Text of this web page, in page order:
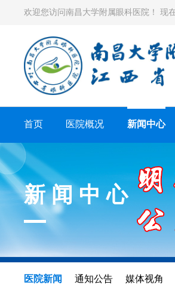
欢迎您访问南昌大学附属眼科医院！ 现
首页 医院概况 新闻中心
新闻中心
医院新闻 通知公告 媒体视角